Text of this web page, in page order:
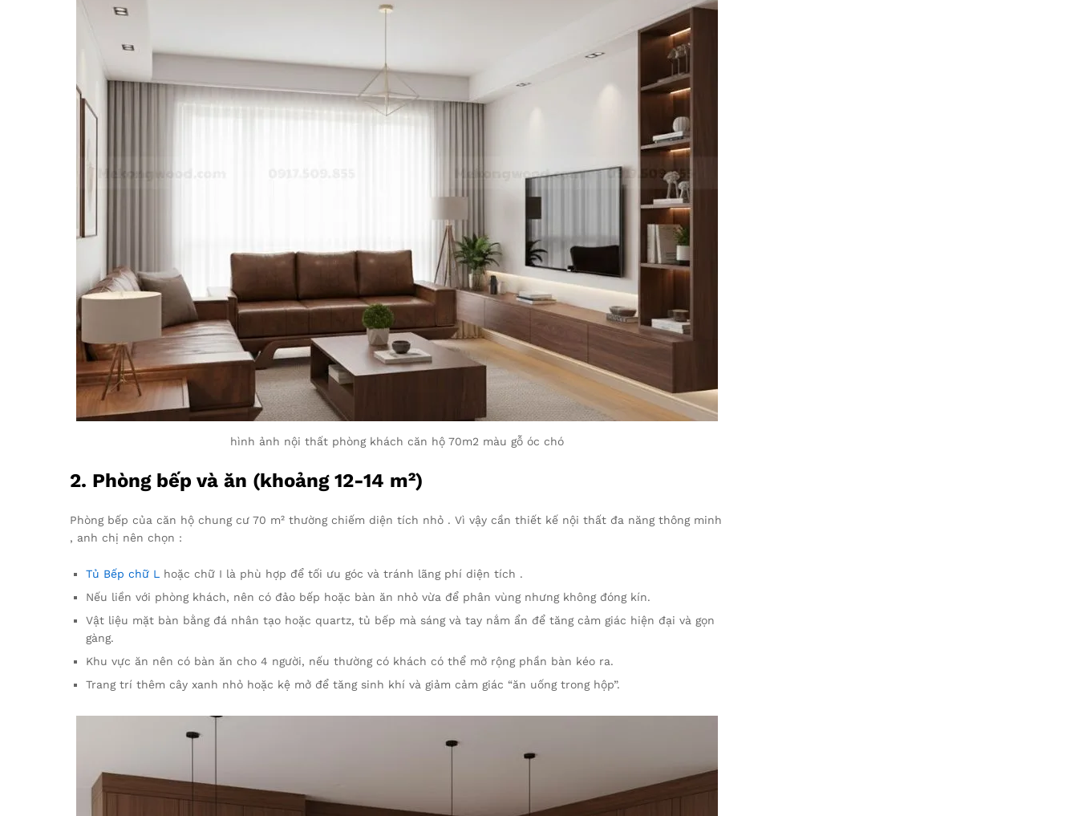
hình ảnh nội thất phòng khách căn hộ 70m2 màu gỗ óc chó
2. Phòng bếp và ăn (khoảng 12-14 m²)
Phòng bếp của căn hộ chung cư 70 m² thường chiếm diện tích nhỏ . Vì vậy cần thiết kế nội thất đa năng thông minh
, anh chị nên chọn :
Tủ Bếp chữ L hoặc chữ I là phù hợp để tối ưu góc và tránh lãng phí diện tích .
Nếu liền với phòng khách, nên có đảo bếp hoặc bàn ăn nhỏ vừa để phân vùng nhưng không đóng kín.
Vật liệu mặt bàn bằng đá nhân tạo hoặc quartz, tủ bếp mà sáng và tay nắm ẩn để tăng cảm giác hiện đại và gọn
gàng.
Khu vực ăn nên có bàn ăn cho 4 người, nếu thường có khách có thể mở rộng phần bàn kéo ra.
Trang trí thêm cây xanh nhỏ hoặc kệ mở để tăng sinh khí và giảm cảm giác “ăn uống trong hộp”.